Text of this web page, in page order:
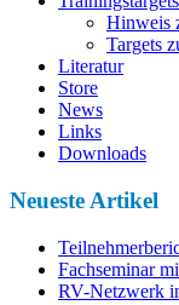
Hinweis
Targets
Literatur
Store
News
Links
Downloads
Neueste Artikel
Fachseminar
RV-Netzwerk